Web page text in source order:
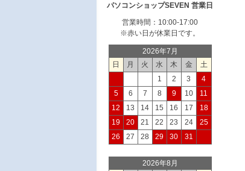
パソコンショップSEVEN 営業日
営業時間：10:00-17:00
※赤い日が休業日です。
2026年7月
日
月 火 水 木 金
土
1
2 3
4
5
6 7 8 9 10
11
12
13 14 15 16 17
18
19
20 21 22 23 24
25
26
27 28 29 30 31
2026年8月